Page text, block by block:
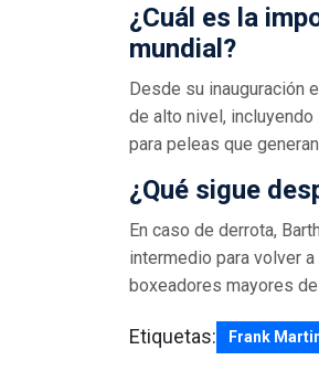
¿Cuál es la
mundial?
Desde su inauguración
de alto nivel,
para peleas que
¿Qué sigue
En caso de derrota,
intermedio para volver
boxeadores mayores
Etiquetas: Frank